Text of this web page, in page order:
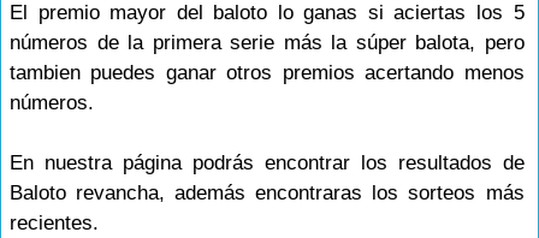
El premio mayor del baloto lo ganas si aciertas los 5
números de la primera serie más la súper balota, pero
tambien puedes ganar otros premios acertando menos
números.
En nuestra página podrás encontrar los resultados de
Baloto revancha, además encontraras los sorteos más
recientes.